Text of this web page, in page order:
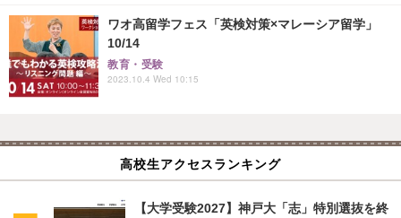
ワオ高留学フェス「英検対策×マレーシア留学」
10/14
教育・受験
2023.10.4 Wed 10:15
高校生アクセスランキング
【大学受験2027】神戸大「志」特別選抜を終